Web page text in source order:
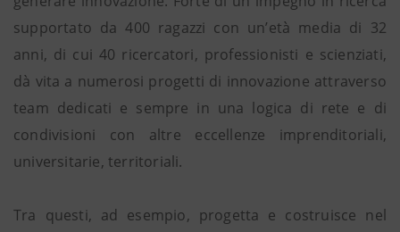
supportato da 400 ragazzi con un’età media di 32
anni, di cui 40 ricercatori, professionisti e scienziati,
dà vita a numerosi progetti di innovazione attraverso
team dedicati e sempre in una logica di rete e di
condivisioni con altre eccellenze imprenditoriali,
universitarie, territoriali.
Tra questi, ad esempio, progetta e costruisce nel